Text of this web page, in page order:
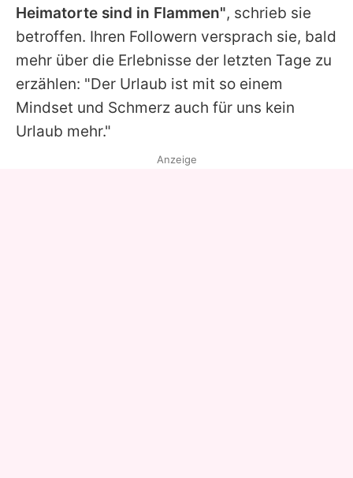
Heimatorte sind in Flammen", schrieb sie
betroffen. Ihren Followern versprach sie, bald
mehr über die Erlebnisse der letzten Tage zu
erzählen: "Der Urlaub ist mit so einem
Mindset und Schmerz auch für uns kein
Urlaub mehr."
Anzeige